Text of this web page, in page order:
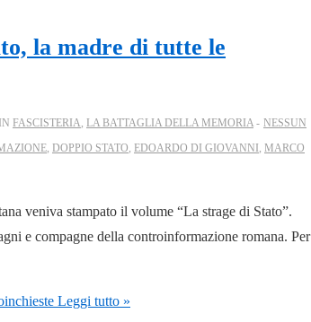
la madre di tutte le
FASCISTERIA, LA BATTAGLIA DELLA MEMORIA
NESSUN
, DOPPIO STATO, EDOARDO DI GIOVANNI , MARCO
veniva stampato il volume “La strage di Stato”.
e compagne della controinformazione romana. Per
Leggi tutto »